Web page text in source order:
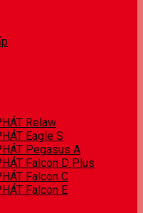
Relaw
Eagle S
Pegasus A
Falcon D Plus
Falcon C
Falcon E